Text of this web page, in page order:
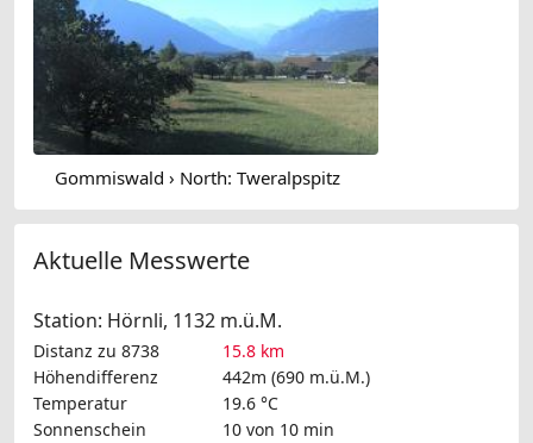
Gommiswald › North: Tweralpspitz
Aktuelle Messwerte
Station: Hörnli, 1132 m.ü.M.
Distanz zu 8738
15.8 km
Höhendifferenz
442m (690 m.ü.M.)
Temperatur
19.6 °C
Sonnenschein
10 von 10 min